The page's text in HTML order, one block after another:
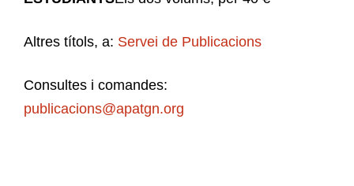
Altres títols, a: Servei de Publicacions
Consultes i comandes:
publicacions@apatgn.org